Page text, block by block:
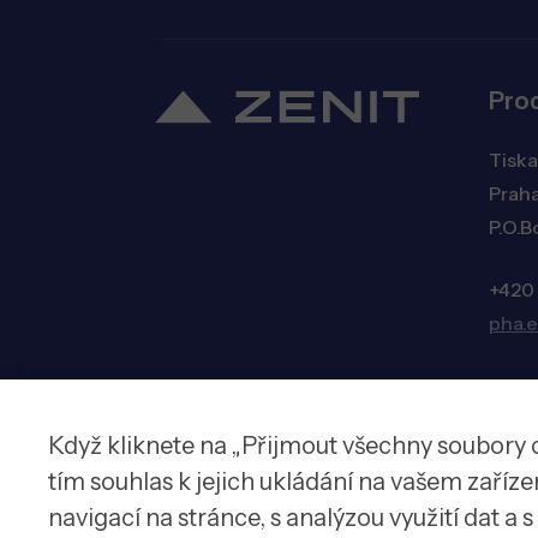
Když kliknete na „Přijmout všechny soubory
tím souhlas k jejich ukládání na vašem
navigací na stránce, s analýzou využití dat a
© 2026 Zenit spol. s r.o.